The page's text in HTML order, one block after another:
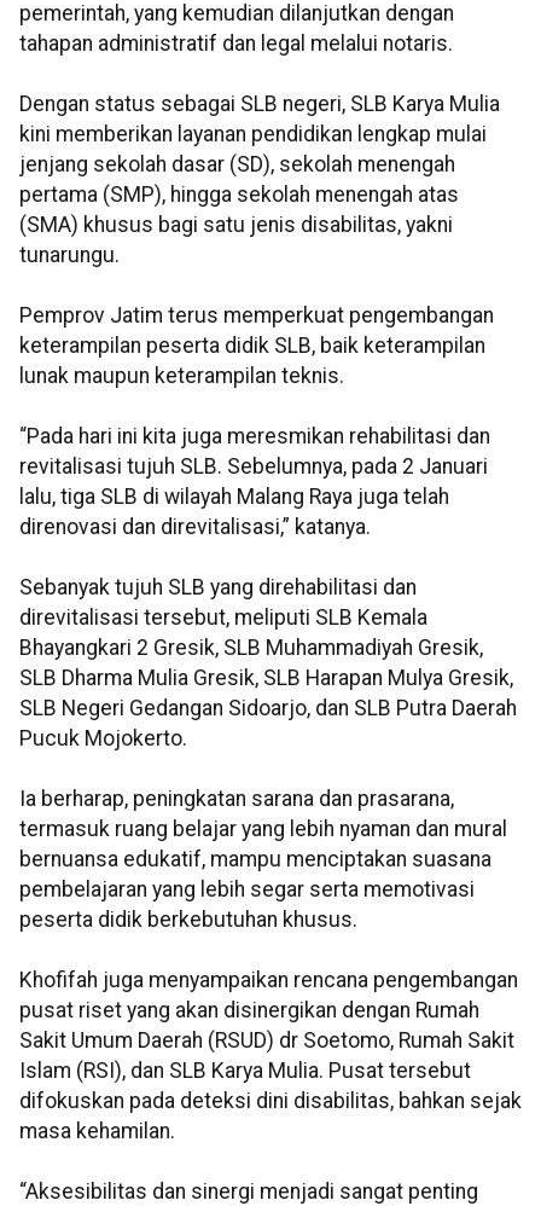
pemerintah, yang kemudian dilanjutkan dengan
tahapan administratif dan legal melalui notaris.
Dengan status sebagai SLB negeri, SLB Karya Mulia
kini memberikan layanan pendidikan lengkap mulai
jenjang sekolah dasar (SD), sekolah menengah
pertama (SMP), hingga sekolah menengah atas
(SMA) khusus bagi satu jenis disabilitas, yakni
tunarungu.
Pemprov Jatim terus memperkuat pengembangan
keterampilan peserta didik SLB, baik keterampilan
lunak maupun keterampilan teknis.
“Pada hari ini kita juga meresmikan rehabilitasi dan
revitalisasi tujuh SLB. Sebelumnya, pada 2 Januari
lalu, tiga SLB di wilayah Malang Raya juga telah
direnovasi dan direvitalisasi,” katanya.
Sebanyak tujuh SLB yang direhabilitasi dan
direvitalisasi tersebut, meliputi SLB Kemala
Bhayangkari 2 Gresik, SLB Muhammadiyah Gresik,
SLB Dharma Mulia Gresik, SLB Harapan Mulya Gresik,
SLB Negeri Gedangan Sidoarjo, dan SLB Putra Daerah
Pucuk Mojokerto.
Ia berharap, peningkatan sarana dan prasarana,
termasuk ruang belajar yang lebih nyaman dan mural
bernuansa edukatif, mampu menciptakan suasana
pembelajaran yang lebih segar serta memotivasi
peserta didik berkebutuhan khusus.
Khofifah juga menyampaikan rencana pengembangan
pusat riset yang akan disinergikan dengan Rumah
Sakit Umum Daerah (RSUD) dr Soetomo, Rumah Sakit
Islam (RSI), dan SLB Karya Mulia. Pusat tersebut
difokuskan pada deteksi dini disabilitas, bahkan sejak
masa kehamilan.
“Aksesibilitas dan sinergi menjadi sangat penting